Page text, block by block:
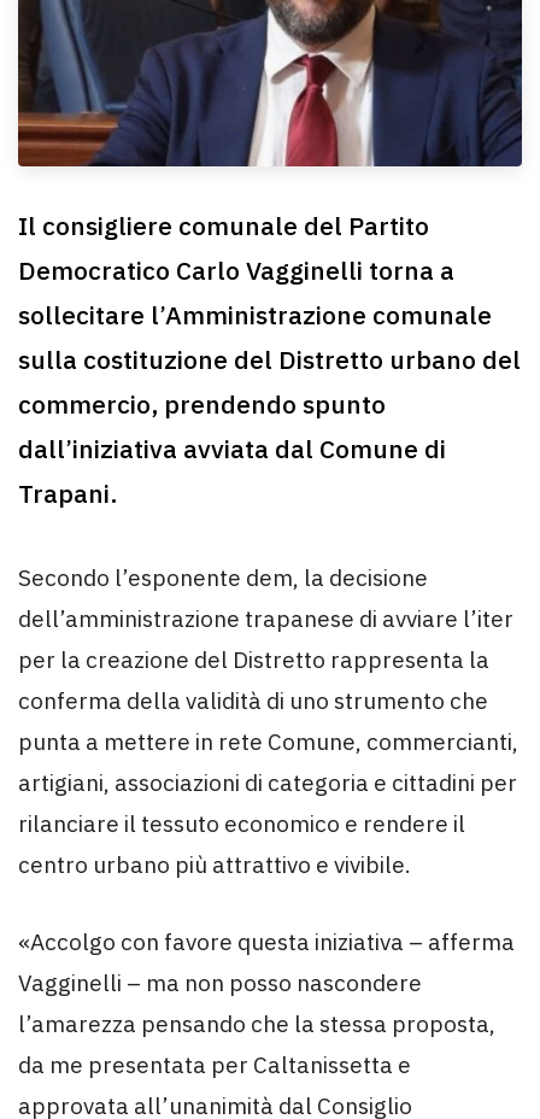
Il consigliere comunale del Partito
Democratico Carlo Vagginelli torna a
sollecitare l’Amministrazione comunale
sulla costituzione del Distretto urbano del
commercio, prendendo spunto
dall’iniziativa avviata dal Comune di
Trapani.
Secondo l’esponente dem, la decisione
dell’amministrazione trapanese di avviare l’iter
per la creazione del Distretto rappresenta la
conferma della validità di uno strumento che
punta a mettere in rete Comune, commercianti,
artigiani, associazioni di categoria e cittadini per
rilanciare il tessuto economico e rendere il
centro urbano più attrattivo e vivibile.
«Accolgo con favore questa iniziativa – afferma
Vagginelli – ma non posso nascondere
l’amarezza pensando che la stessa proposta,
da me presentata per Caltanissetta e
approvata all’unanimità dal Consiglio